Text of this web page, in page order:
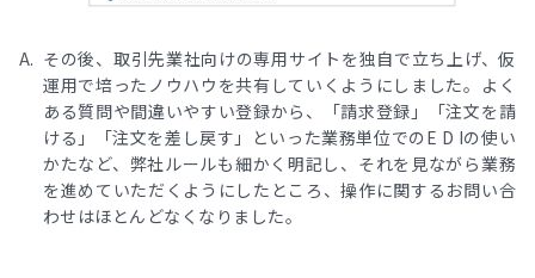
その後、取引先業社向けの専用サイトを独自で立ち上げ、仮
運用で培ったノウハウを共有していくようにしました。よく
ある質問や間違いやすい登録から、「請求登録」「注文を請
ける」「注文を差し戻す」といった業務単位でのE D Iの使い
かたなど、弊社ルールも細かく明記し、それを見ながら業務
を進めていただくようにしたところ、操作に関するお問い合
わせはほとんどなくなりました。